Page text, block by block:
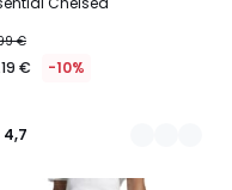
€
€ -10%
4,7